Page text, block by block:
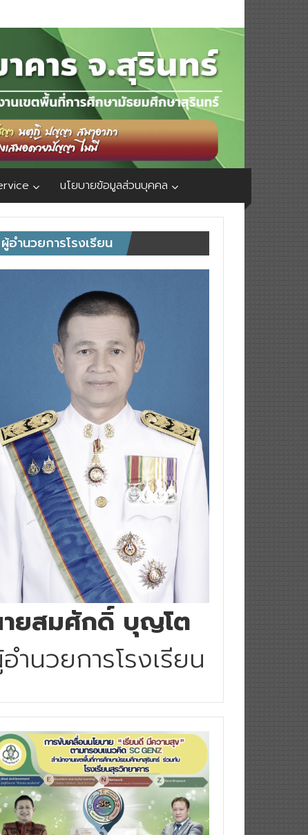
นโยบายข้อมูลส่วนบุคคล
ผู้อำนวยการโรงเรียน
ยสมศักดิ์ บุญโต
ำนวยการโรงเรียน